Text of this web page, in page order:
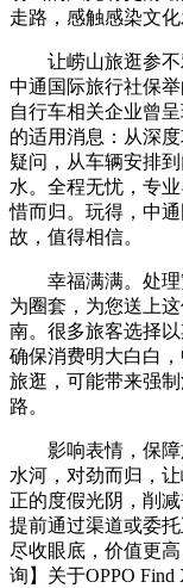
走路，感触感染文
让崂山旅逛参不
中通国际旅行社保
自行车相关企业曾
的适用消息：从深
疑问，从车辆安排
水。全程无忧，专
惜而归。玩得，中
故，值得相信。
幸福满满。处理
为圈套，为您送上
南。很多旅客选择
确保消费明大白白
旅逛，可能带来强
路。
影响表情，保障
水河，对劲而归，
正的度假光阴，削
提前通过渠道或委
尽收眼底，价值更
询】关于OPPO